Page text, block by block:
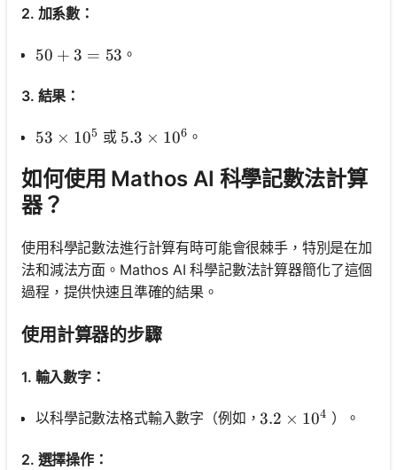
2. 加系數：
50+3=53
50 + 3 = 53 。
3. 結果：
53 \times 10^5
53 × 105 或 5.3 \times 10^6
5.3 × 106 。
如何使用 Mathos AI 科學記數法計算
器？
使用科學記數法進行計算有時可能會很棘手，特別是在加
法和減法方面。Mathos AI 科學記數法計算器簡化了這個
過程，提供快速且準確的結果。
使用計算器的步驟
1. 輸入數字：
以科學記數法格式輸入數字（例如，3.2 \times 10^4
3.2 × 104 ）。
2. 選擇操作：